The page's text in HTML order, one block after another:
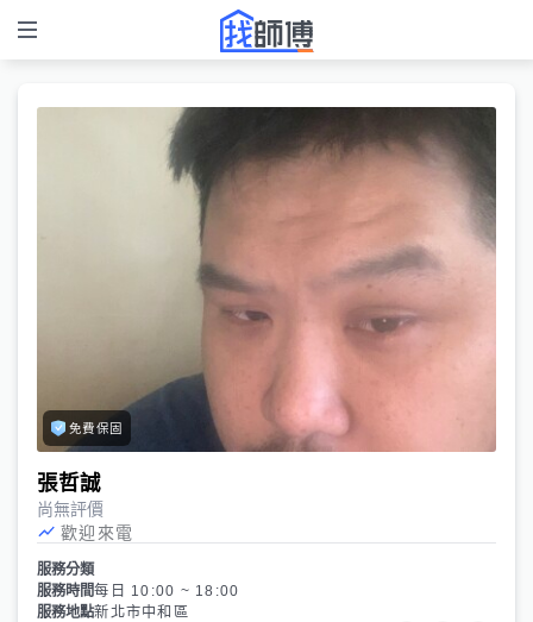
免費保固
張哲誠
尚無評價
歡迎來電
服務分類
服務時間每日 10:00 ~ 18:00
服務地點新北市中和區